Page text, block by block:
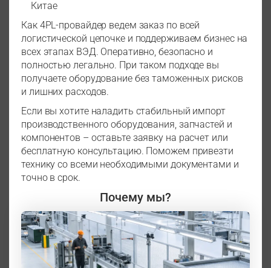
Китае
Как 4PL-провайдер ведем заказ по всей
логистической цепочке и поддерживаем бизнес на
всех этапах ВЭД. Оперативно, безопасно и
полностью легально. При таком подходе вы
получаете оборудование без таможенных рисков
и лишних расходов.
Если вы хотите наладить стабильный импорт
производственного оборудования, запчастей и
компонентов – оставьте заявку на расчет или
бесплатную консультацию. Поможем привезти
технику со всеми необходимыми документами и
точно в срок.
Почему мы?